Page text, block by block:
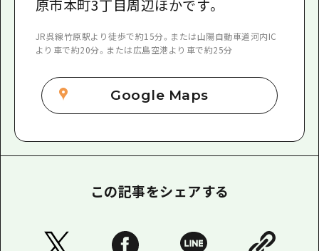
原市本町3丁目周辺ほかです。
JR呉線竹原駅より徒歩で約15分。または山陽自動車道河内IC
より車で約20分。または広島空港より車で約25分
Google Maps
この記事をシェアする